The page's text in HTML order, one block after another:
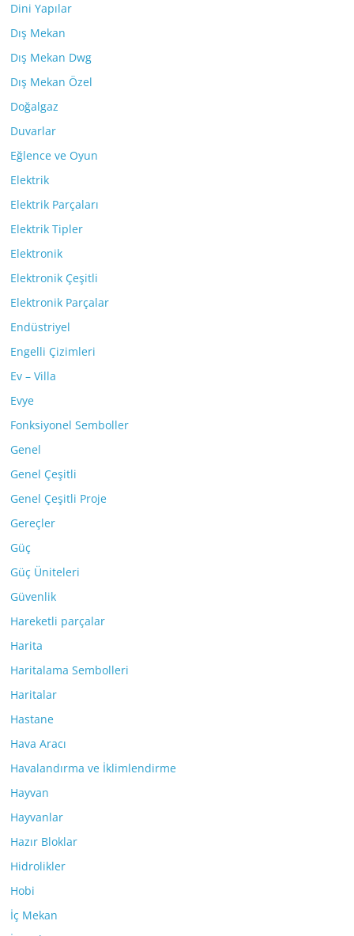
Dini Yapılar
Dış Mekan
Dış Mekan Dwg
Dış Mekan Özel
Doğalgaz
Duvarlar
Eğlence ve Oyun
Elektrik
Elektrik Parçaları
Elektrik Tipler
Elektronik
Elektronik Çeşitli
Elektronik Parçalar
Endüstriyel
Engelli Çizimleri
Ev – Villa
Evye
Fonksiyonel Semboller
Genel
Genel Çeşitli
Genel Çeşitli Proje
Gereçler
Güç
Güç Üniteleri
Güvenlik
Hareketli parçalar
Harita
Haritalama Sembolleri
Haritalar
Hastane
Hava Aracı
Havalandırma ve İklimlendirme
Hayvan
Hayvanlar
Hazır Bloklar
Hidrolikler
Hobi
İç Mekan